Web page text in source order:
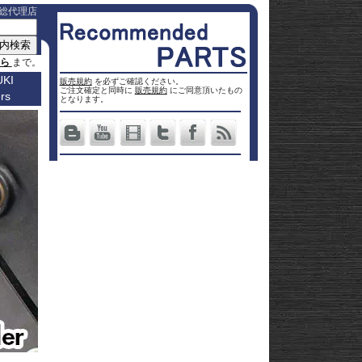
代理店
まで。
SX
X 250
1100
種名
トロ
ム 800
トロ
ムトロ
ム
23-
トロ
ム
-22
タナ
21-
King
V-
Strom
Z4S
Z4SM
販売規約を必ずご確認ください。
ご注文確定と同時に 販売規約にご同意頂いたもの
となります。